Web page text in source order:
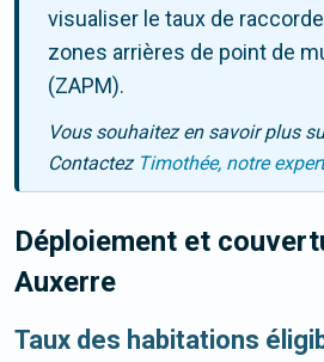
visualiser le taux de
zones arrières de point de
(ZAPM).
Vous souhaitez en savoir plus
Contactez Timothée, notre
Déploiement et
Auxerre
Taux des habitations